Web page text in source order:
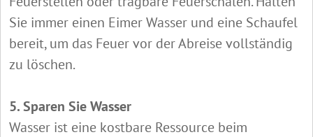
Sie immer einen Eimer Wasser und eine Schaufel
bereit, um das Feuer vor der Abreise vollständig
zu löschen.
5. Sparen Sie Wasser
Wasser ist eine kostbare Ressource beim